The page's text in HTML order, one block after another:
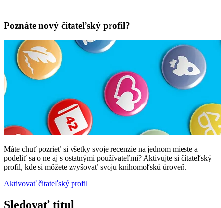
Poznáte nový čitateľský profil?
Máte chuť pozrieť si všetky svoje recenzie na jednom mieste a
podeliť sa o ne aj s ostatnými používateľmi? Aktivujte si čítateľský
profil, kde si môžete zvyšovať svoju knihomoľskú úroveň.
Aktivovať čitateľský profil
Sledovať titul